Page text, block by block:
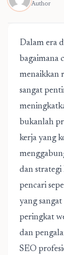
Author
Dalam era
bagaimana
menaikkan
sangat
bukanlah
kerja yang
dan strategi
pencari
yang
peringkat
dan
SEO